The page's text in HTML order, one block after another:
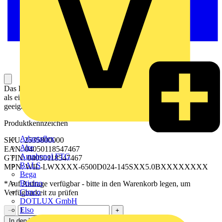
Adaptaflex
Alre
Amphenol FTG
BALS
Bega
Bticino
Cimco
DOTLUX GmbH
Elso
Das LED-Modul hat eine höhere Energieeffizienz und Lebensdauer
als eine Leuchtstofflampe und ist für harte Umgebungsbedingungen
geeignet (Schock und Vibration, breiter Temperaturbereich).
Produktkennzeichen
SKU: 2535800000
EAN: 04050118547467
GTIN: 04050118547467
MPN: WIL-LWXXXX-6500D024-145SXX5.0BXXXXXXXX
*Auf Anfrage verfügbar - bitte in den Warenkorb legen, um
Verfügbarkeit zu prüfen
−
+